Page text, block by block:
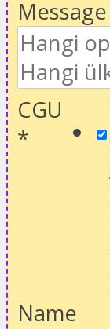
Message
CGU
*
Name